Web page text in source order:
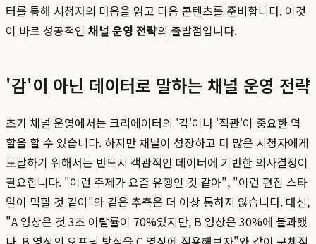
터를 통해 시청자의 마음을 읽고 다음 콘텐츠를 준비합니다. 이것
이 바로 성공적인 채널 운영 전략의 출발점입니다.
'감'이 아닌 데이터로 말하는 채널 운영 전략
초기 채널 운영에서는 크리에이터의 '감'이나 '직관'이 중요한 역
할을 할 수 있습니다. 하지만 채널이 성장하고 더 많은 시청자에게
도달하기 위해서는 반드시 객관적인 데이터에 기반한 의사결정이
필요합니다. "이런 주제가 요즘 유행인 것 같아", "이런 편집 스타
일이 먹힐 것 같아"와 같은 추측은 더 이상 통하지 않습니다. 대신,
"A 영상은 첫 3초 이탈률이 70%였지만, B 영상은 30%에 불과했